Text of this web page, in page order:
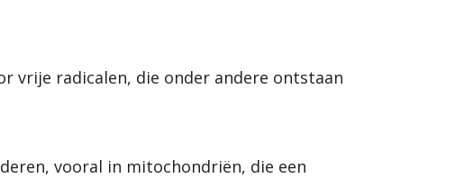
vrije radicalen, die onder andere ontstaan
vooral in mitochondriën, die een